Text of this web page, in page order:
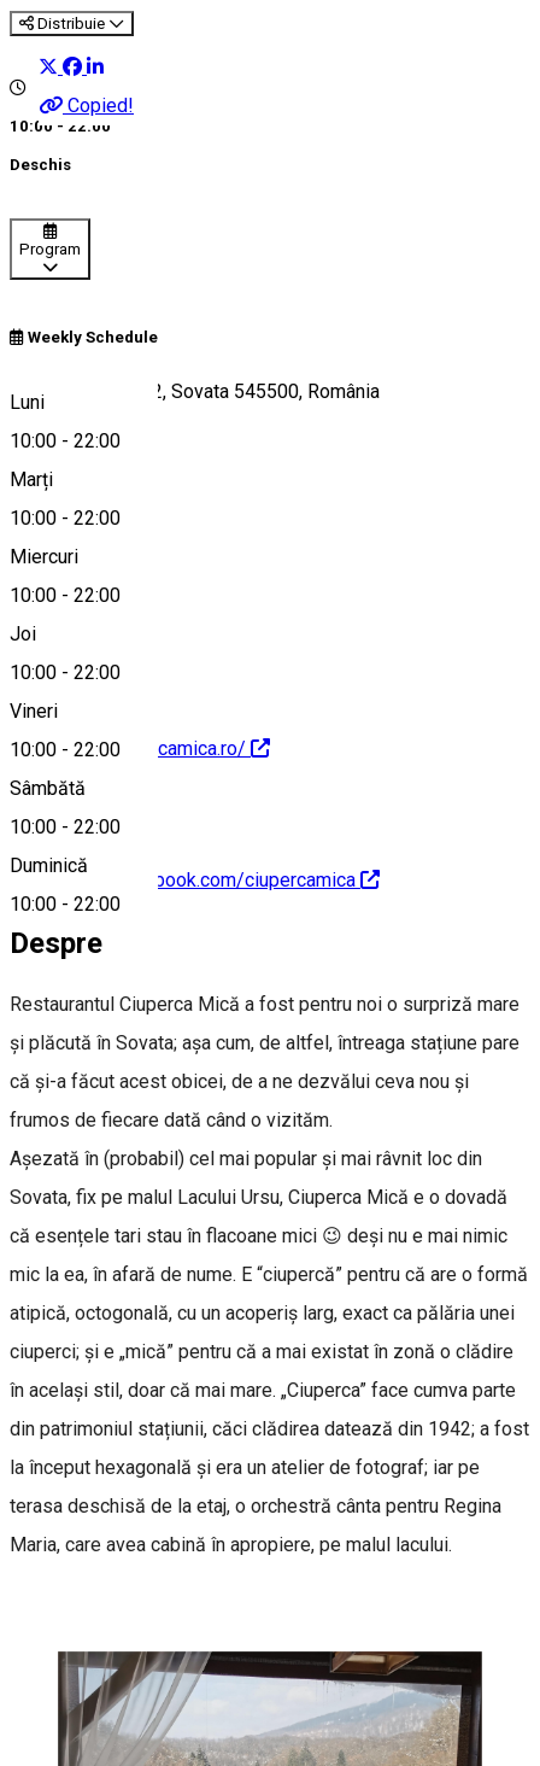
Distribuie
Copied!
10:00 - 22:00
Deschis
Program
Weekly Schedule
Luni
10:00 - 22:00
Marți
10:00 - 22:00
Miercuri
10:00 - 22:00
Joi
10:00 - 22:00
Vineri
10:00 - 22:00
Sâmbătă
10:00 - 22:00
Duminică
10:00 - 22:00
Strada Bradului 42, Sovata 545500, România
Hartă
http://www.ciupercamica.ro/
https://www.facebook.com/ciupercamica
Despre
Restaurantul Ciuperca Mică a fost pentru noi o surpriză mare
și plăcută în Sovata; așa cum, de altfel, întreaga stațiune pare
că și-a făcut acest obicei, de a ne dezvălui ceva nou și
frumos de fiecare dată când o vizităm.
Așezată în (probabil) cel mai popular și mai râvnit loc din
Sovata, fix pe malul Lacului Ursu, Ciuperca Mică e o dovadă
că esențele tari stau în flacoane mici 😉 deși nu e mai nimic
mic la ea, în afară de nume. E “ciupercă” pentru că are o formă
atipică, octogonală, cu un acoperiș larg, exact ca pălăria unei
ciuperci; și e „mică” pentru că a mai existat în zonă o clădire
în același stil, doar că mai mare. „Ciuperca” face cumva parte
din patrimoniul stațiunii, căci clădirea datează din 1942; a fost
la început hexagonală și era un atelier de fotograf; iar pe
terasa deschisă de la etaj, o orchestră cânta pentru Regina
Maria, care avea cabină în apropiere, pe malul lacului.